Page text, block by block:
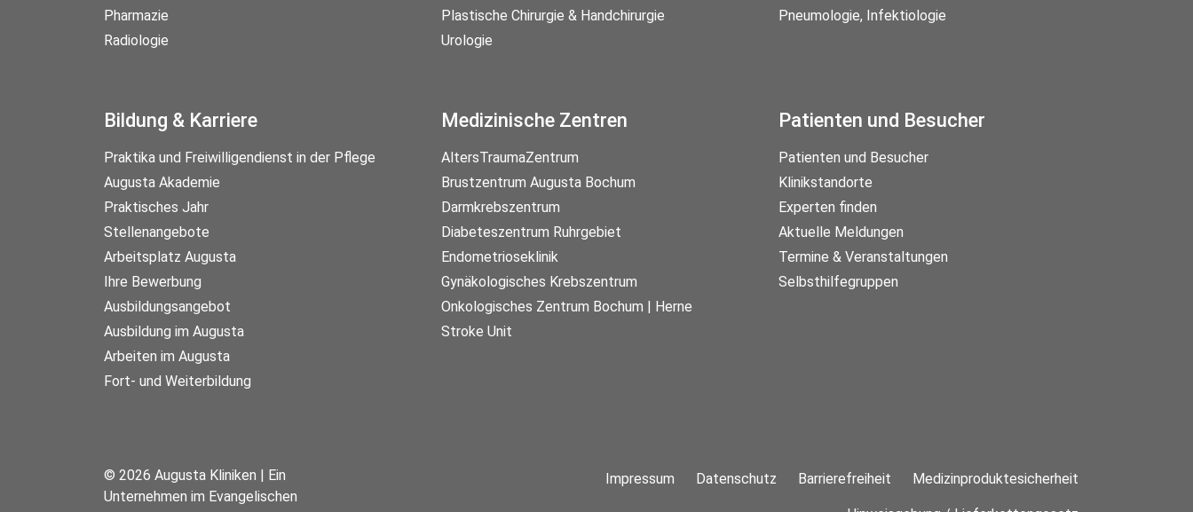
Pharmazie
Plastische Chirurgie & Handchirurgie
Pneumologie, Infektiologie
Radiologie
Urologie
Bildung & Karriere
Praktika und Freiwilligendienst in der Pflege
Augusta Akademie
Praktisches Jahr
Stellenangebote
Arbeitsplatz Augusta
Ihre Bewerbung
Ausbildungsangebot
Ausbildung im Augusta
Arbeiten im Augusta
Fort- und Weiterbildung
Medizinische Zentren
AltersTraumaZentrum
Brustzentrum Augusta Bochum
Darmkrebszentrum
Diabeteszentrum Ruhrgebiet
Endometrioseklinik
Gynäkologisches Krebszentrum
Onkologisches Zentrum Bochum | Herne
Stroke Unit
Patienten und Besucher
Patienten und Besucher
Klinikstandorte
Experten finden
Aktuelle Meldungen
Termine & Veranstaltungen
Selbsthilfegruppen
Impressum Datenschutz Barrierefreiheit Medizinproduktesicherheit
© 2026 Augusta Kliniken | Ein
Unternehmen im Evangelischen